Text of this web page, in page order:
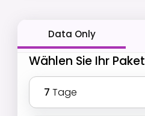
Data Only
Wählen Sie Ihr Paket
7 Tage